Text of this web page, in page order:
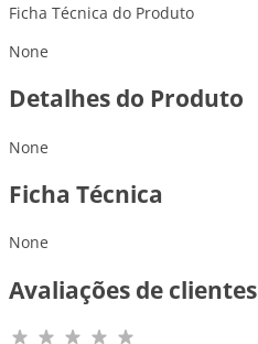
Ficha Técnica do Produto
None
Detalhes do Produto
None
Ficha Técnica
None
Avaliações de clientes